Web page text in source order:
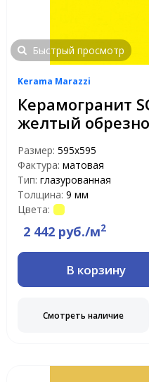
Быстрый просмотр
Kerama Marazzi
Керамогранит
желтый
Размер: 595x595
Фактура: матовая
Тип: глазурованная
Толщина: 9 мм
Цвета:
2 442 руб./м2
В корзину
Смотреть наличие